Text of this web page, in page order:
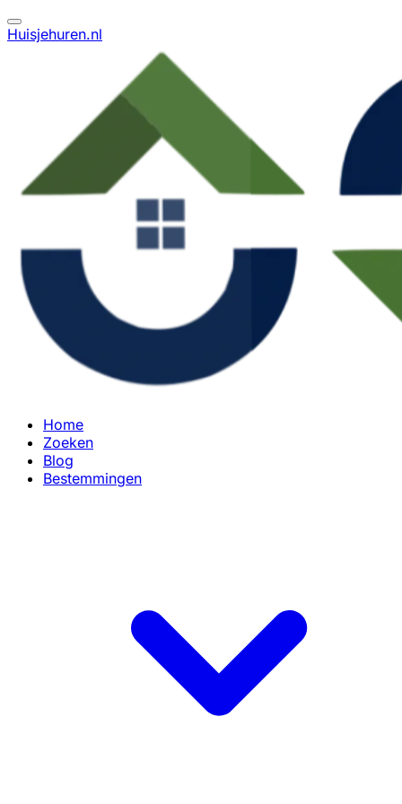
Huisjehuren.nl
Home
Zoeken
Blog
Bestemmingen